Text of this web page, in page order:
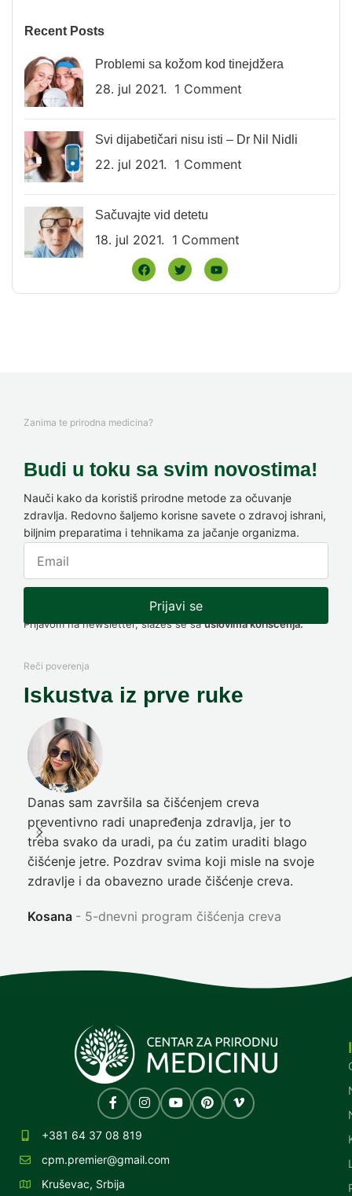
Recent Posts
Problemi sa kožom kod tinejdžera
28. jul 2021. 1 Comment
Svi dijabetičari nisu isti – Dr Nil Nidli
22. jul 2021. 1 Comment
Sačuvajte vid detetu
18. jul 2021. 1 Comment
Zanima te prirodna medicina?
Budi u toku sa svim novostima!
Nauči kako da koristiš prirodne metode za očuvanje
zdravlja. Redovno šaljemo korisne savete o zdravoj ishrani,
biljnim preparatima i tehnikama za jačanje organizma.
Prijavi se
Prijavom na newsletter, slažeš se sauslovima korišćenja.
Reči poverenja
Iskustva iz prve ruke
Danas sam završila sa čišćenjem creva
preventivno radi unapređenja zdravlja, jer to
treba svako da uradi, pa ću zatim uraditi blago
čišćenje jetre. Pozdrav svima koji misle na svoje
zdravlje i da obavezno urade čišćenje creva.
Kosana 5-dnevni program čišćenja creva
+381 64 37 08 819
cpm.premier@gmail.com
Kruševac, Srbija